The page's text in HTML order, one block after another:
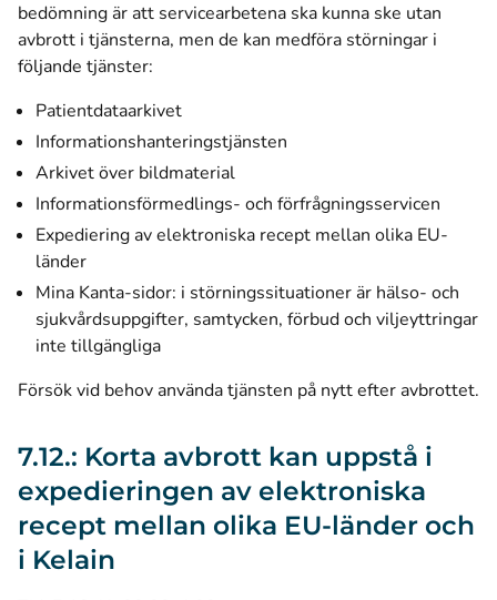
bedömning är att servicearbetena ska kunna ske utan
avbrott i tjänsterna, men de kan medföra störningar i
följande tjänster:
Patientdataarkivet
Informationshanteringstjänsten
Arkivet över bildmaterial
Informationsförmedlings- och förfrågningsservicen
Expediering av elektroniska recept mellan olika EU-
länder
Mina Kanta-sidor: i störningssituationer är hälso- och
sjukvårdsuppgifter, samtycken, förbud och viljeyttringar
inte tillgängliga
Försök vid behov använda tjänsten på nytt efter avbrottet.
7.12.: Korta avbrott kan uppstå i
expedieringen av elektroniska
recept mellan olika EU-länder och
i Kelain